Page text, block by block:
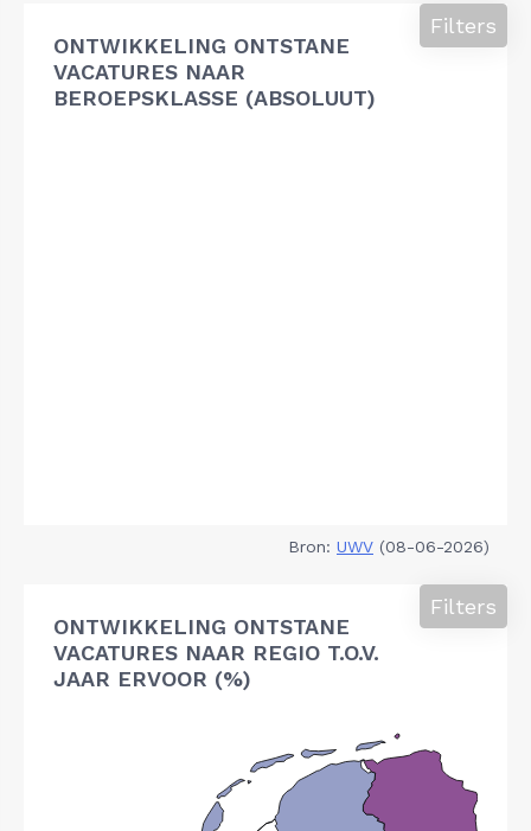
ONTWIKKELING ONTSTANE
VACATURES NAAR
BEROEPSKLASSE (ABSOLUUT)
Filters
Bron: UWV (08-06-2026)
ONTWIKKELING ONTSTANE
VACATURES NAAR REGIO T.O.V.
JAAR ERVOOR (%)
Filters